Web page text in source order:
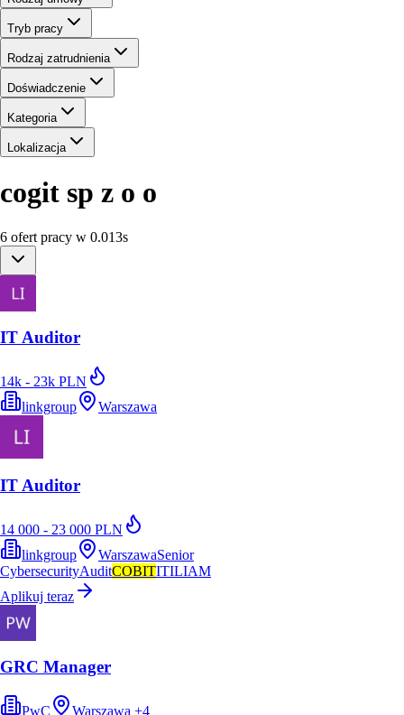
Tryb pracy
Rodzaj zatrudnienia
Doświadczenie
Kategoria
Lokalizacja
cogit sp z o o
6 ofert pracy w 0.013s
IT Auditor
14k - 23k PLN
linkgroup
Warszawa
IT Auditor
14 000 - 23 000 PLN
linkgroup
WarszawaSenior
CybersecurityAuditCOBITITILIAM
Aplikuj teraz
GRC Manager
PwC Warszawa +4